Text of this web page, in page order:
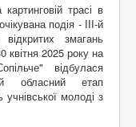
трасі в
подія - ІІІ-й
змагань
квітня 2025 року на
відбулася
й обласний етап
учнівської молоді з